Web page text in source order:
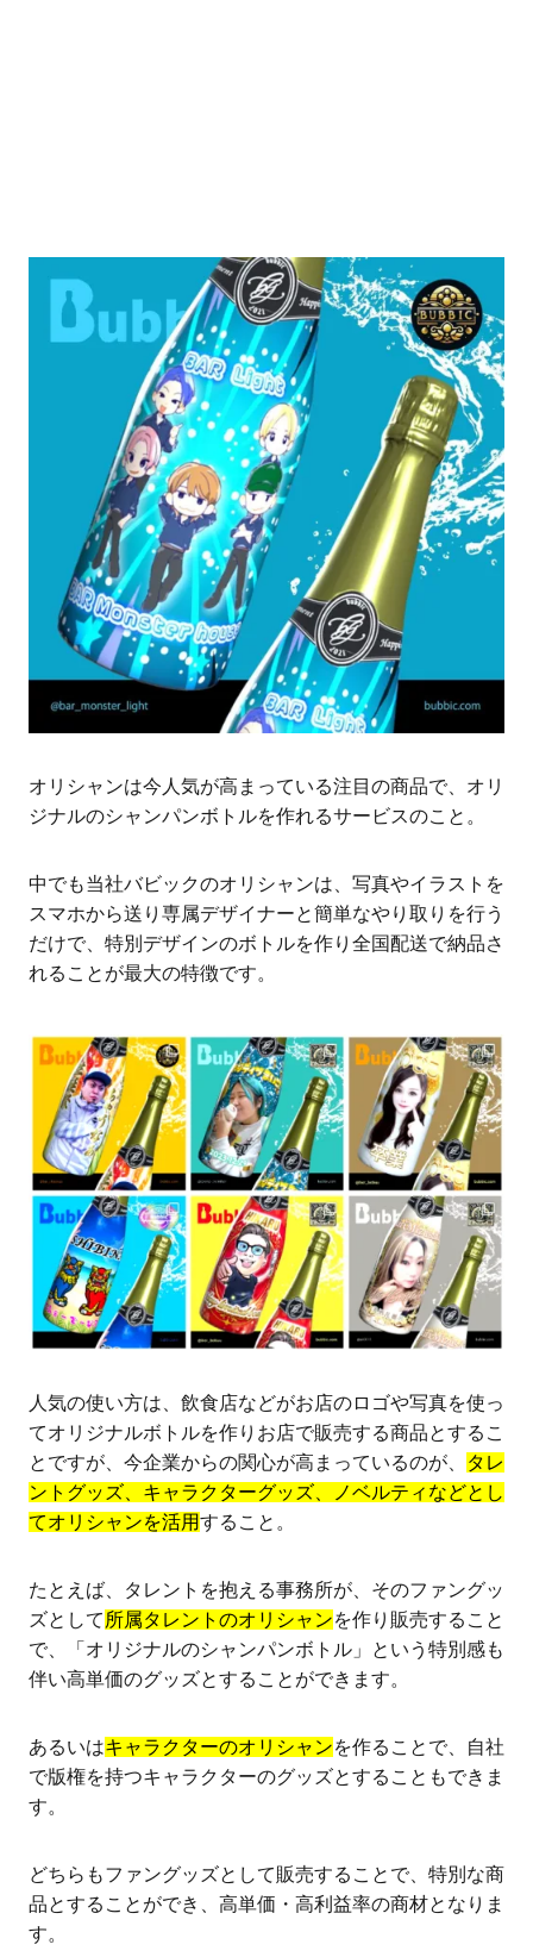
オリシャンは今人気が高まっている注目の商品で、オリ
ジナルのシャンパンボトルを作れるサービスのこと。
中でも当社バビックのオリシャンは、写真やイラストを
スマホから送り専属デザイナーと簡単なやり取りを行う
だけで、特別デザインのボトルを作り全国配送で納品さ
れることが最大の特徴です。
人気の使い方は、飲食店などがお店のロゴや写真を使っ
てオリジナルボトルを作りお店で販売する商品とするこ
とですが、今企業からの関心が高まっているのが、
タレ
ントグッズ、キャラクターグッズ、ノベルティなどとし
てオリシャンを活用すること。
たとえば、タレントを抱える事務所が、そのファングッ
ズとして 所属タレントのオリシャンを作り販売すること
で、「オリジナルのシャンパンボトル」という特別感も
伴い高単価のグッズとすることができます。
あるいはキャラクターのオリシャンを作ることで、自社
で版権を持つキャラクターのグッズとすることもできま
す。
どちらもファングッズとして販売することで、特別な商
品とすることができ、高単価・高利益率の商材となりま
す。